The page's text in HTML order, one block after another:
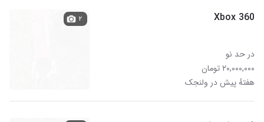
Xbox 360
در حد نو
۲۰,۰۰۰,۰۰۰ تومان
هفتهٔ پیش در ولنجک
۲